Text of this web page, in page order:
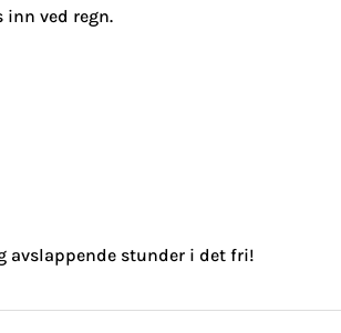
inn ved regn.
avslappende stunder i det fri!